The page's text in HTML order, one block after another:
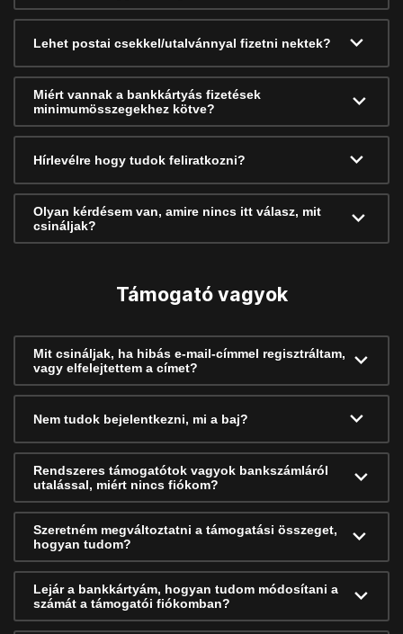
Lehet postai csekkel/utalvánnyal fizetni nektek?
Miért vannak a bankkártyás fizetések
minimumösszegekhez kötve?
Hírlevélre hogy tudok feliratkozni?
Olyan kérdésem van, amire nincs itt válasz, mit
csináljak?
Támogató vagyok
Mit csináljak, ha hibás e-mail-címmel regisztráltam,
vagy elfelejtettem a címet?
Nem tudok bejelentkezni, mi a baj?
Rendszeres támogatótok vagyok bankszámláról
utalással, miért nincs fiókom?
Szeretném megváltoztatni a támogatási összeget,
hogyan tudom?
Lejár a bankkártyám, hogyan tudom módosítani a
számát a támogatói fiókomban?